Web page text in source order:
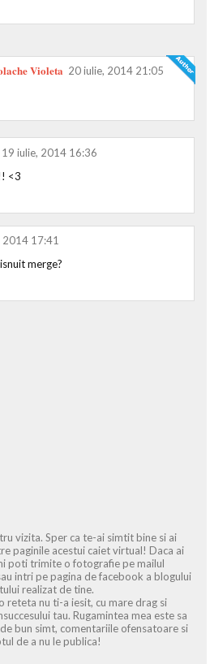
Violeta 20 iulie, 2014 21:05
19 iulie, 2014 16:36
<3
2014 17:41
merge?
vizita. Sper ca te-ai simtit bine si ai
paginile acestui caiet virtual! Daca ai
poti trimite o fotografie pe mailul
intri pe pagina de facebook a blogului
realizat de tine.
reteta nu ti-a iesit, cu mare drag si
tau. Rugamintea mea este sa
bun simt, comentariile ofensatoare si
de a nu le publica!